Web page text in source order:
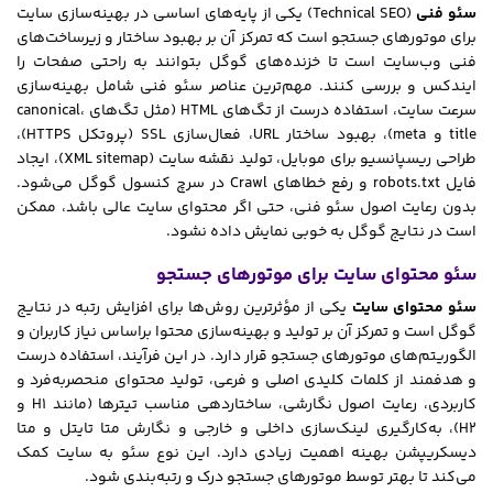
سئو فنی
(Technical SEO) یکی از پایه‌های اساسی در بهینه‌سازی سایت
برای موتورهای جستجو است که تمرکز آن بر بهبود ساختار و زیرساخت‌های
فنی وب‌سایت است تا خزنده‌های گوگل بتوانند به راحتی صفحات را
ایندکس و بررسی کنند. مهم‌ترین عناصر سئو فنی شامل بهینه‌سازی
سرعت سایت، استفاده درست از تگ‌های HTML (مثل تگ‌های canonical،
title و meta)، بهبود ساختار URL، فعال‌سازی SSL (پروتکل HTTPS)،
طراحی ریسپانسیو برای موبایل، تولید نقشه سایت (XML sitemap)، ایجاد
فایل robots.txt و رفع خطاهای Crawl در سرچ کنسول گوگل می‌شود.
بدون رعایت اصول سئو فنی، حتی اگر محتوای سایت عالی باشد، ممکن
است در نتایج گوگل به خوبی نمایش داده نشود.
سئو محتوای سایت برای موتورهای جستجو
سئو محتوای سایت یکی از مؤثرترین روش‌ها برای افزایش رتبه در نتایج
گوگل است و تمرکز آن بر تولید و بهینه‌سازی محتوا براساس نیاز کاربران و
الگوریتم‌های موتورهای جستجو قرار دارد. در این فرآیند، استفاده درست
و هدفمند از کلمات کلیدی اصلی و فرعی، تولید محتوای منحصربه‌فرد و
کاربردی، رعایت اصول نگارشی، ساختاردهی مناسب تیترها (مانند H1 و
H2)، به‌کارگیری لینک‌سازی داخلی و خارجی و نگارش متا تایتل و متا
دیسکریپشن بهینه اهمیت زیادی دارد. این نوع سئو به سایت کمک
می‌کند تا بهتر توسط موتورهای جستجو درک و رتبه‌بندی شود.